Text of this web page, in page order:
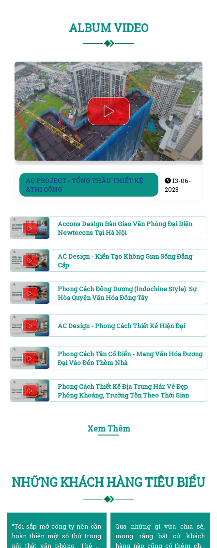
ALBUM VIDEO
AC PROJECT - TỔNG THẦU THIẾT KẾ
&THI CÔNG
13-06-
2023
Accons Design Bàn Giao Văn Phòng Đại Diện
Newtecons Tại Hà Nội
AC Design - Kiến Tạo Không Gian Sống Đẳng
Cấp
Phong Cách Đông Dương (Indochine Style): Sự
Hòa Quyện Văn Hóa Đông Tây
AC Design - Phong Cách Thiết Kế Hiện Đại
Phong Cách Tân Cổ Điển - Mang Văn Hóa Đương
Đại Vào Đến Thềm Nhà
Phong Cách Thiết Kế Địa Trung Hải: Vẻ Đẹp
Phóng Khoáng, Trường Tồn Theo Thời Gian
Xem Thêm
NHỮNG KHÁCH HÀNG TIÊU BIỂU
Qua những gì vừa chia sẻ,
mong rằng bất cứ khách
hàng nào cũng có thêm cho
“Ngày xưa, lúc mời lập gia
đình, tôi luôn ước mơ mình có
căn nhà đủ rộng và khang